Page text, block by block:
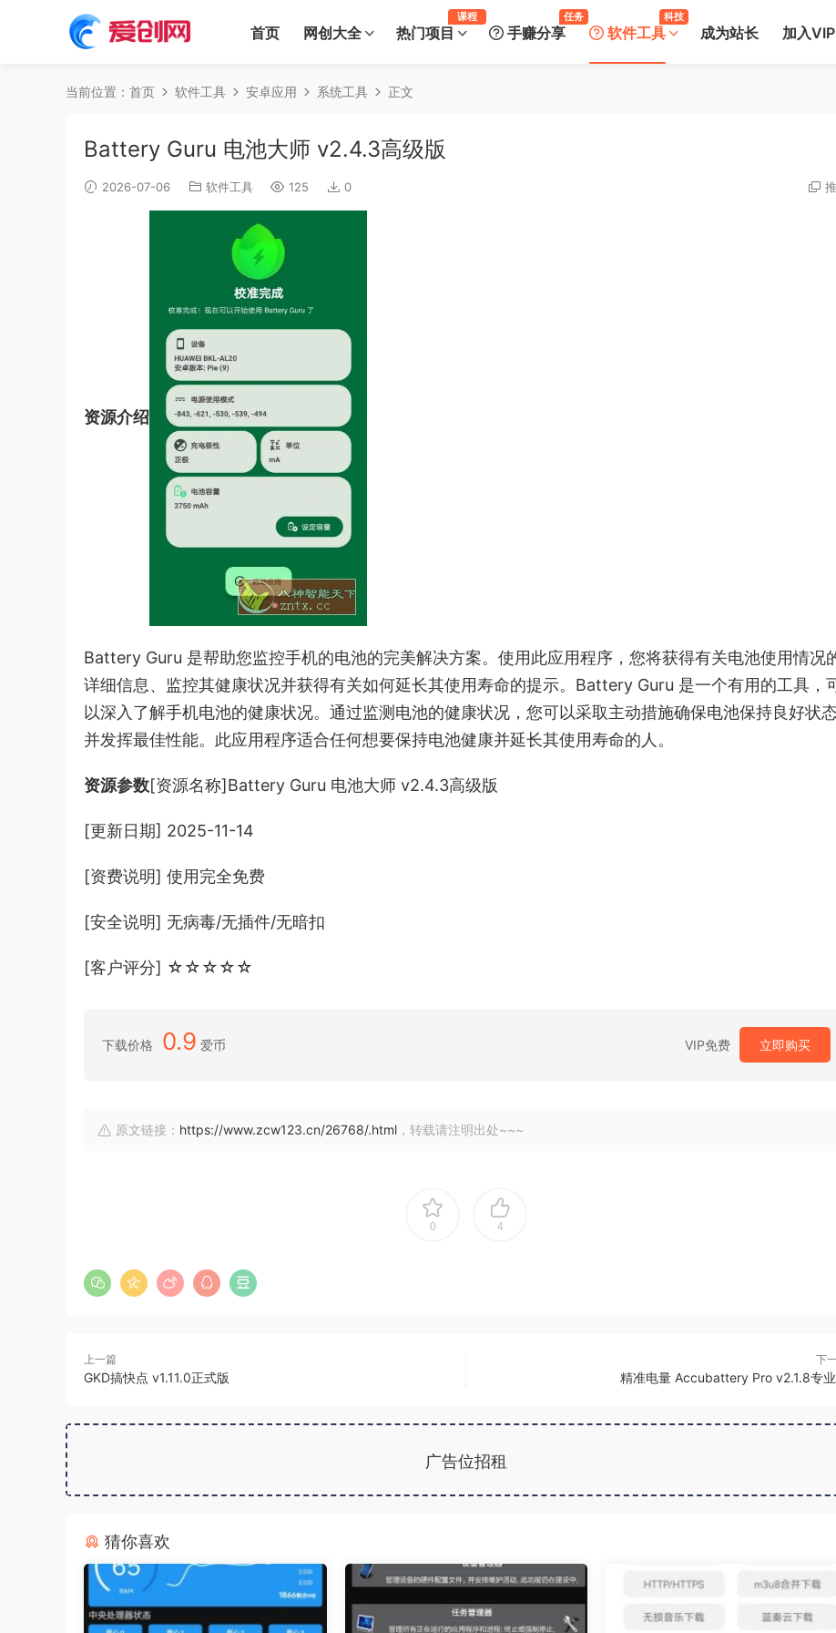
首页 网创大全 热门项目
课程
手赚分享
任务
软件工具
科技
成为站长 加入VIP
当前位置： 首页 软件工具 安卓应用 系统工具 正文
Battery Guru 电池大师 v2.4.3高级版
2026-07-06 软件工具 125 0
资源介绍
Battery Guru 是帮助您监控手机的电池的完美解决方案。使用此应用程序，您将获得有关电池使用情况
详细信息、监控其健康状况并获得有关如何延长其使用寿命的提示。Battery Guru 是一个有用的工具，
以深入了解手机电池的健康状况。通过监测电池的健康状况，您可以采取主动措施确保电池保持良好状态
并发挥最佳性能。此应用程序适合任何想要保持电池健康并延长其使用寿命的人。
资源参数[资源名称]Battery Guru 电池大师 v2.4.3高级版
[更新日期] 2025-11-14
[资费说明] 使用完全免费
[安全说明] 无病毒/无插件/无暗扣
[客户评分] ☆☆☆☆☆
下载价格 0.9 爱币 VIP免费 立即购买
原文链接： https://www.zcw123.cn/26768/.html ，转载请注明出处~~~
0 4
上一篇
GKD搞快点 v1.11.0正式版
下
精准电量 Accubattery Pro v2.1.8专
广告位招租
猜你喜欢